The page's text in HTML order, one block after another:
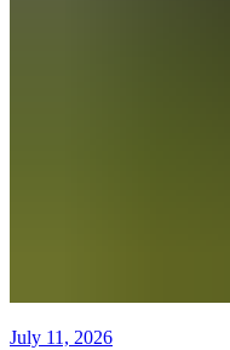
July 11, 2026